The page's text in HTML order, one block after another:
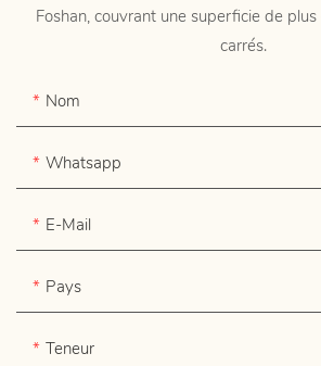
Foshan, couvrant une superficie de
carrés.
Nom
Whatsapp
E-Mail
Pays
Teneur